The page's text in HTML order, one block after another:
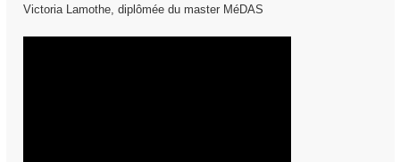
Victoria Lamothe, diplômée du master MéDAS